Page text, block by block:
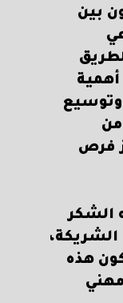
بين
أهمية
وتوسيع
من
فرص
الشكر
الشريكة،
هذه